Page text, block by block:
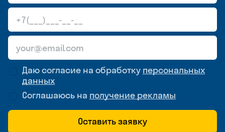
Даю согласие на обработку персональных
данных
Соглашаюсь на получение рекламы
Оставить заявку